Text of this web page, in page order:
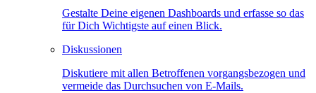
Gestalte Deine eigenen Dashboards und erfasse so das
für Dich Wichtigste auf einen Blick.
Diskussionen
Diskutiere mit allen Betroffenen vorgangsbezogen und
vermeide das Durchsuchen von E-Mails.